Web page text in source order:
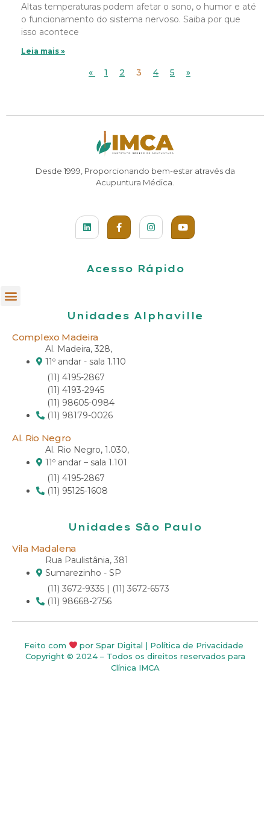
Altas temperaturas podem afetar o sono, o humor e até
o funcionamento do sistema nervoso. Saiba por que
isso acontece
Leia mais »
« 1 2 3 4 5 »
Desde 1999, Proporcionando bem-estar através da
Acupuntura Médica.
Acesso Rápido
Unidades Alphaville
Complexo Madeira
Al. Madeira, 328,
11º andar - sala 1.110
(11) 4195-2867
(11) 4193-2945
(11) 98605-0984
(11) 98179-0026
Al. Rio Negro
Al. Rio Negro, 1.030,
11º andar – sala 1.101
(11) 4195-2867
(11) 95125-1608
Unidades São Paulo
Vila Madalena
Rua Paulistânia, 381
Sumarezinho - SP
(11) 3672-9335 | (11) 3672-6573
(11) 98668-2756
Feito com porSpar Digital | Política de Privacidade
Copyright © 2024 – Todos os direitos reservados para
Clínica IMCA